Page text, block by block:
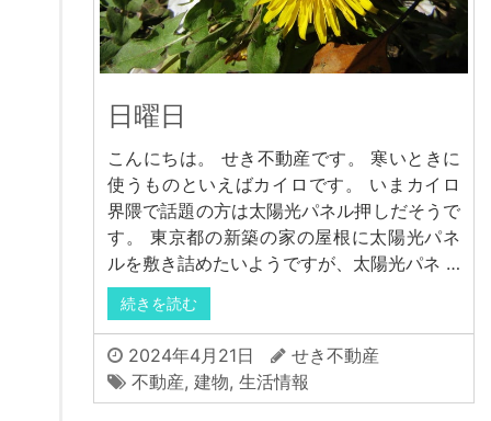
日曜日
こんにちは。 せき不動産です。 寒いときに
使うものといえばカイロです。 いまカイロ
界隈で話題の方は太陽光パネル押しだそうで
す。 東京都の新築の家の屋根に太陽光パネ
ルを敷き詰めたいようですが、太陽光パネ …
続きを読む
2024年4月21日
せき不動産
不動産, 建物, 生活情報